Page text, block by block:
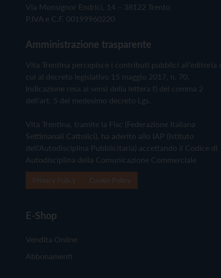
Via Monsignor Endrici, 14 – 38122 Trento
P.IVA e C.F. 00199960220
Amministrazione trasparente
Vita Trentina percepisce i contributi pubblici all'editoria
cui al decreto legislativo 15 maggio 2017, n. 70.
Indicazione resa ai sensi della lettera f) del comma 2
dell'art. 5 del medesimo decreto Lgs.
Vita Trentina, tramite la Fisc (Federazione Italiana
Settimanali Cattolici), ha aderito allo IAP (Istituto
dell'Autodisciplina Pubblicitaria) accettando il Codice di
Autodisciplina della Comunicazione Commerciale
E-Shop
Vendita Online
Abbonamenti